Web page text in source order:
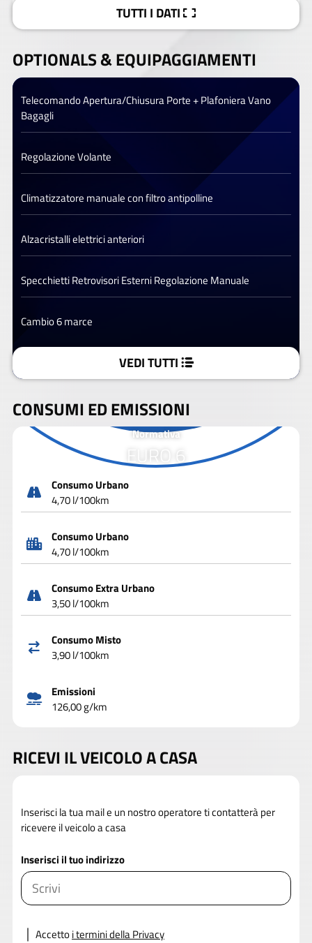
TUTTI I DATI
OPTIONALS &EQUIPAGGIAMENTI
Telecomando Apertura/Chiusura Porte + Plafoniera Vano
Bagagli
Regolazione Volante
Climatizzatore manuale con filtro antipolline
Alzacristalli elettrici anteriori
Specchietti Retrovisori Esterni Regolazione Manuale
Cambio 6 marce
VEDI TUTTI
CONSUMI ED EMISSIONI
Normativa
EURO 6
Consumo Urbano
4,70 l/100km
Consumo Urbano
4,70 l/100km
Consumo Extra Urbano
3,50 l/100km
Consumo Misto
3,90 l/100km
Emissioni
126,00 g/km
RICEVI IL VEICOLO A CASA
Inserisci la tua mail e un nostro operatore ti contatterà per
ricevere il veicolo a casa
Inserisci il tuo indirizzo
Accettoi termini della Privacy